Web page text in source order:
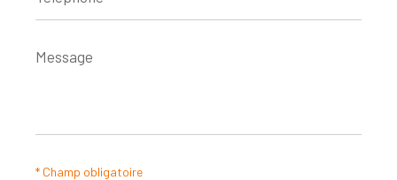
Message
*
* Champ obligatoire